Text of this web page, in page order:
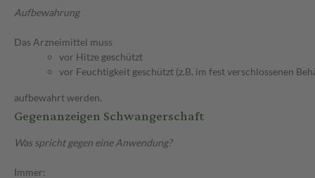
Aufbewahrung
Das Arzneimittel muss
vor Hitze geschützt
vor Feuchtigkeit geschützt (z.B. im fest verschlossenen
aufbewahrt werden.
Gegenanzeigen Schwangerschaft
Was spricht gegen eine Anwendung?
Immer: